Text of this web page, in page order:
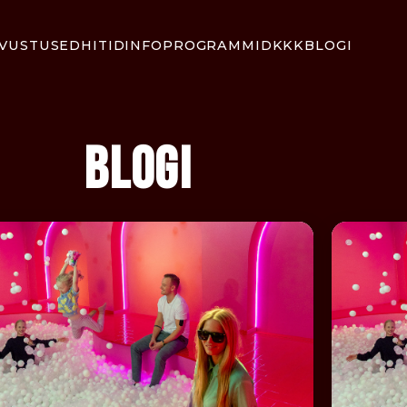
HITIDINFOPROGRAMMIDKKKBLOGI
BLOGI